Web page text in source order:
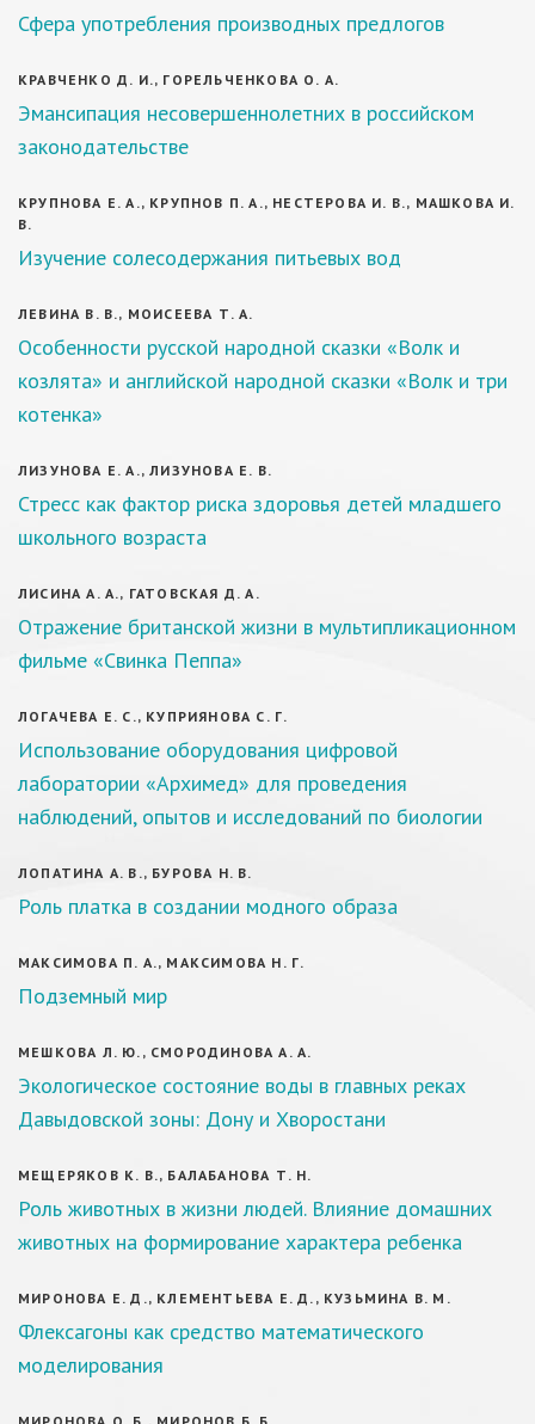
Сфера употребления производных предлогов
КРАВЧЕНКО Д. И., ГОРЕЛЬЧЕНКОВА О. А.
Эмансипация несовершеннолетних в российском
законодательстве
КРУПНОВА Е. А., КРУПНОВ П. А., НЕСТЕРОВА И. В., МАШКОВА И.
В.
Изучение солесодержания питьевых вод
ЛЕВИНА В. В., МОИСЕЕВА Т. А.
Особенности русской народной сказки «Волк и
козлята» и английской народной сказки «Волк и три
котенка»
ЛИЗУНОВА Е. А., ЛИЗУНОВА Е. В.
Стресс как фактор риска здоровья детей младшего
школьного возраста
ЛИСИНА А. А., ГАТОВСКАЯ Д. А.
Отражение британской жизни в мультипликационном
фильме «Свинка Пеппа»
ЛОГАЧЕВА Е. С., КУПРИЯНОВА С. Г.
Использование оборудования цифровой
лаборатории «Архимед» для проведения
наблюдений, опытов и исследований по биологии
ЛОПАТИНА А. В., БУРОВА Н. В.
Роль платка в создании модного образа
МАКСИМОВА П. А., МАКСИМОВА Н. Г.
Подземный мир
МЕШКОВА Л. Ю., СМОРОДИНОВА А. А.
Экологическое состояние воды в главных реках
Давыдовской зоны: Дону и Хворостани
МЕЩЕРЯКОВ К. В., БАЛАБАНОВА Т. Н.
Роль животных в жизни людей. Влияние домашних
животных на формирование характера ребенка
МИРОНОВА Е. Д., КЛЕМЕНТЬЕВА Е. Д., КУЗЬМИНА В. М.
Флексагоны как средство математического
моделирования